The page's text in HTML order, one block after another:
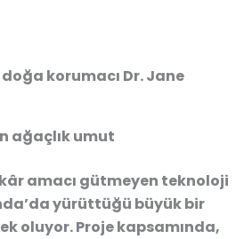
korumacı Dr. Jane
ağaçlık umut
kâr amacı gütmeyen teknoloji
yürüttüğü büyük bir
oluyor. Proje kapsamında,